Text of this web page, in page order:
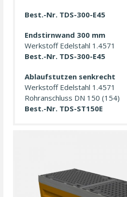
Best.-Nr. TDS-300-E45
Endstirnwand 300 mm
Werkstoff Edelstahl 1.4571
Best.-Nr. TDS-300-E45
Ablauf­stutzen senkrecht
Werkstoff Edelstahl 1.4571
Rohranschluss DN 150 (154)
Best.-Nr. TDS-ST150E